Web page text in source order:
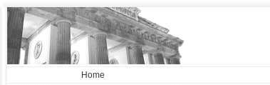
Home